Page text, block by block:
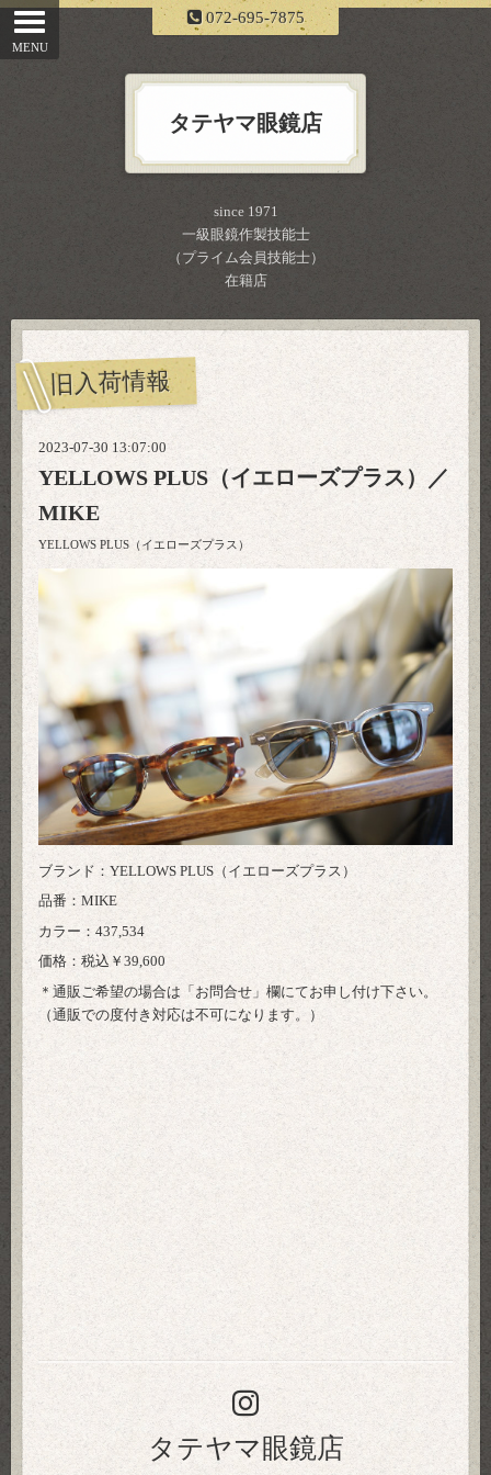
072-695-7875
タテヤマ眼鏡店
since 1971
一級眼鏡作製技能士
（プライム会員技能士）
在籍店
旧入荷情報
2023-07-30 13:07:00
YELLOWS PLUS（イエローズプラス）／
MIKE
YELLOWS PLUS（イエローズプラス）
ブランド：YELLOWS PLUS（イエローズプラス）
品番：MIKE
カラー：437,534
価格：税込￥39,600
＊通販ご希望の場合は「 お問合せ 」欄にてお申し付け下さい。
（通販での度付き対応は不可になります。）
タテヤマ眼鏡店